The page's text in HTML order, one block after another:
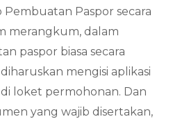
Pembuatan Paspor secara
merangkum, dalam
paspor biasa secara
mengisi aplikasi
loket permohonan. Dan
yang wajib disertakan,